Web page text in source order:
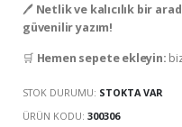
🖊️ Netlik ve kalıcılık bir
güvenilir yazım!
🛒 Hemen sepete ekleyin:
STOK DURUMU: STOKTA VAR
ÜRÜN KODU:300306